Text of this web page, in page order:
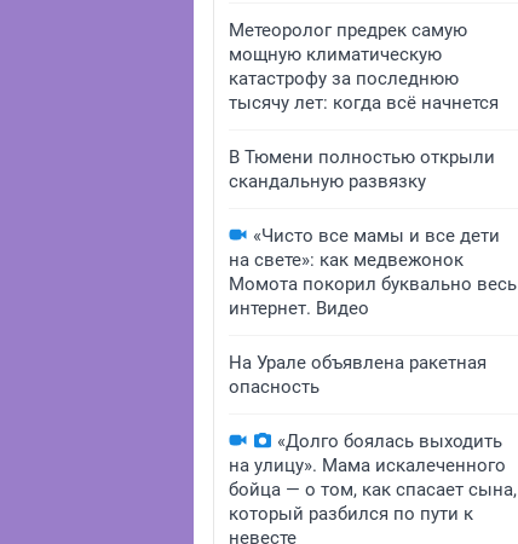
Метеоролог предрек самую
мощную климатическую
катастрофу за последнюю
тысячу лет: когда всё начнется
В Тюмени полностью открыли
скандальную развязку
«Чисто все мамы и все дети
на свете»: как медвежонок
Момота покорил буквально весь
интернет. Видео
На Урале объявлена ракетная
опасность
«Долго боялась выходить
на улицу». Мама искалеченного
бойца — о том, как спасает сына,
который разбился по пути к
невесте